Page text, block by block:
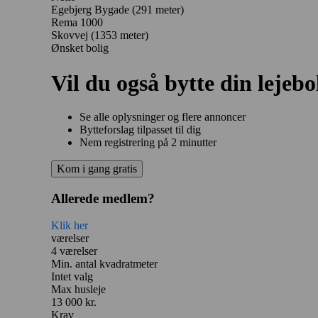
Egebjerg Bygade (291 meter)
Rema 1000
Skovvej (1353 meter)
Ønsket bolig
Vil du også bytte din
Se alle oplysninger og flere annoncer
Bytteforslag tilpasset til dig
Nem registrering på 2 minutter
Kom i gang gratis
Allerede medlem?
Klik her
værelser
4 værelser
Min. antal kvadratmeter
Intet valg
Max husleje
13 000 kr.
Krav